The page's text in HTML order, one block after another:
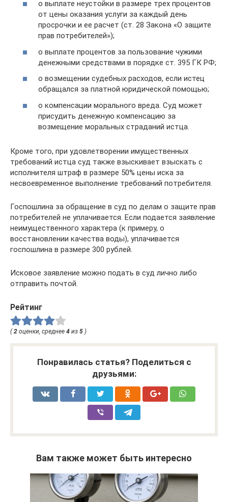
о выплате неустойки в размере трех процентов
от цены оказания услуги за каждый день
просрочки и ее расчет (ст. 28 Закона «О защите
прав потребителей»);
о выплате процентов за пользование чужими
денежными средствами в порядке ст. 395 ГК РФ;
о возмещении судебных расходов, если истец
обращался за платной юридической помощью;
о компенсации морального вреда. Суд может
присудить денежную компенсацию за
возмещение моральных страданий истца.
Кроме того, при удовлетворении имущественных
требований истца суд также взыскивает взыскать с
исполнителя штраф в размере 50% цены иска за
несвоевременное выполнение требований потребителя.
Госпошлина за обращение в суд по делам о защите прав
потребителей не уплачивается. Если подается заявление
неимущественного характера (к примеру, о
восстановлении качества воды), уплачивается
госпошлина в размере 300 рублей.
Исковое заявление можно подать в суд лично либо
отправить почтой.
Рейтинг
(2 оценки, среднее 4 из 5 )
Понравилась статья? Поделиться с
друзьями:
Вам также может быть интересно